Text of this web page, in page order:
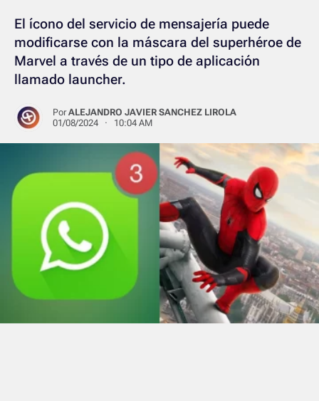
El ícono del servicio de mensajería puede
modificarse con la máscara del superhéroe de
Marvel a través de un tipo de aplicación
llamado launcher.
PorALEJANDRO JAVIER SANCHEZ LIROLA
01/08/2024 · 10:04 AM